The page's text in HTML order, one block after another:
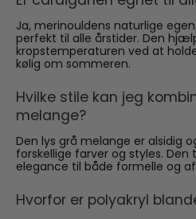
Ja, merinouldens naturlige
perfekt til alle årstider. Den
kropstemperaturen ved at
kølig om sommeren.
Hvilke stile kan jeg
melange?
Den lys grå melange er alsidig
forskellige farver og styles.
elegance til både formelle og
Hvorfor er polyakryl